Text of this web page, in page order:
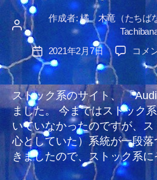
投
稿
作成者:橘 木竜（たちば
投
稿
日
2021年2月7日
い
始
め
ま
し
た
コメ
ストック系のサイト、 「
ました。 今まではストック
いていなかったのですが、
心としていた）系統が一段
きましたので、ストック系